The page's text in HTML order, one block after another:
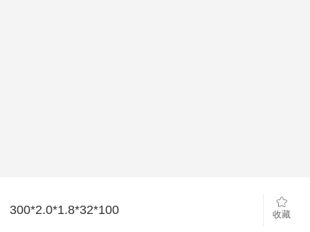
300*2.0*1.8*32*100 收藏